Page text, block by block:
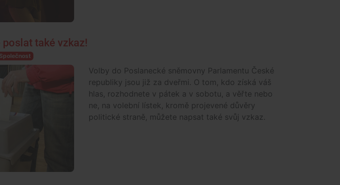
také vzkaz!
Společnost
Volby do Poslanecké sněmovny Parlamentu České
republiky jsou již za dveřmi. O tom, kdo získá váš
hlas, rozhodnete v pátek a v sobotu, a věřte nebo
ne, na volební lístek, kromě projevené důvěry
politické straně, můžete napsat také svůj vzkaz.